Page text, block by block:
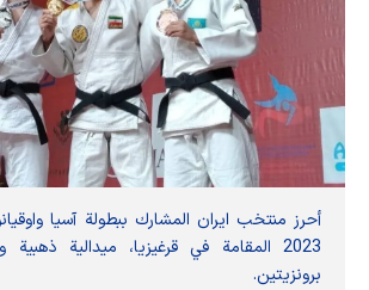
أحرز منتخب ايران المشارك ببطولة آسيا
2023 المقامة في قرغيزيا، ميدالية
برونزيتين.